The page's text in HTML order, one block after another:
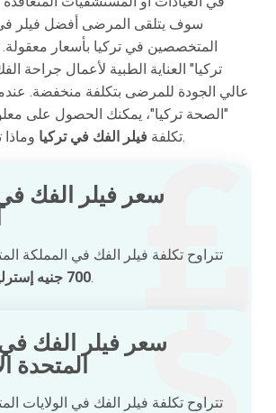
سوف يتلقى المرضى أفضل فيلر في
المتخصصين في تركيا بأسعار
تركيا" العناية الطبية لأعمال جراحة
عالي الجودة للمرضى بتكلفة منخفضة.
"الصحة تركيا"، يمكنك الحصول على
تكلفة فيلر الفك في تركيا وماذا تشمل هذه التكلفة.
سعر فيلر الفك
تتراوح تكلفة فيلر الفك في المملكة
700 جنيه إسترلينيلكل 1 مل.
سعر فيلر الفك في
المتحدة
تتراوح تكلفة فيلر الفك في الولايات